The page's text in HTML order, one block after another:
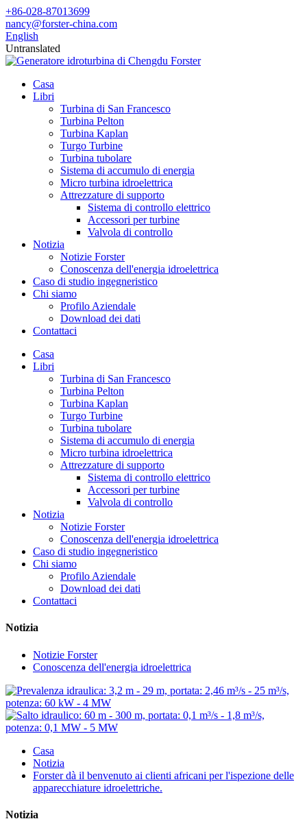
+86-028-87013699
nancy@forster-china.com
English
Untranslated
Casa
Libri
Turbina di San Francesco
Turbina Pelton
Turbina Kaplan
Turgo Turbine
Turbina tubolare
Sistema di accumulo di energia
Micro turbina idroelettrica
Attrezzature di supporto
Sistema di controllo elettrico
Accessori per turbine
Valvola di controllo
Notizia
Notizie Forster
Conoscenza dell'energia idroelettrica
Caso di studio ingegneristico
Chi siamo
Profilo Aziendale
Download dei dati
Contattaci
Casa
Libri
Turbina di San Francesco
Turbina Pelton
Turbina Kaplan
Turgo Turbine
Turbina tubolare
Sistema di accumulo di energia
Micro turbina idroelettrica
Attrezzature di supporto
Sistema di controllo elettrico
Accessori per turbine
Valvola di controllo
Notizia
Notizie Forster
Conoscenza dell'energia idroelettrica
Caso di studio ingegneristico
Chi siamo
Profilo Aziendale
Download dei dati
Contattaci
Notizia
Notizie Forster
Conoscenza dell'energia idroelettrica
Casa
Notizia
Forster dà il benvenuto ai clienti africani per l'ispezione delle
apparecchiature idroelettriche.
Notizia